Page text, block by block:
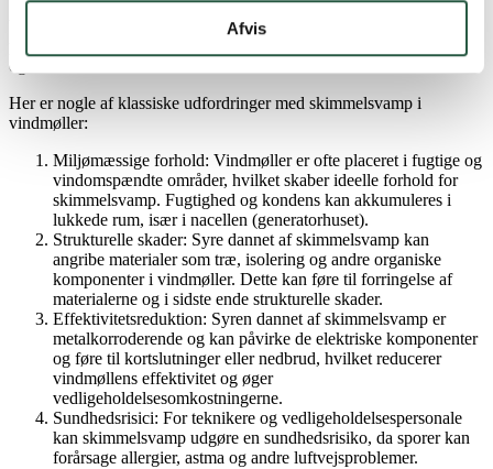
Afvis
Vi har erfaret, at skimmelsvamp i vindmøller er et voksende
og effektiviteten af vindmøller.
Her er nogle af klassiske udfordringer med skimmelsvamp i
vindmøller:
Miljømæssige forhold: Vindmøller er ofte placeret i fugtige og
vindomspændte områder, hvilket skaber ideelle forhold for
skimmelsvamp. Fugtighed og kondens kan akkumuleres i
lukkede rum, især i nacellen (generatorhuset).
Strukturelle skader: Syre dannet af skimmelsvamp kan
angribe materialer som træ, isolering og andre organiske
komponenter i vindmøller. Dette kan føre til forringelse af
materialerne og i sidste ende strukturelle skader.
Effektivitetsreduktion: Syren dannet af skimmelsvamp er
metalkorroderende og kan påvirke de elektriske komponenter
og føre til kortslutninger eller nedbrud, hvilket reducerer
vindmøllens effektivitet og øger
vedligeholdelsesomkostningerne.
Sundhedsrisici: For teknikere og vedligeholdelsespersonale
kan skimmelsvamp udgøre en sundhedsrisiko, da sporer kan
forårsage allergier, astma og andre luftvejsproblemer.